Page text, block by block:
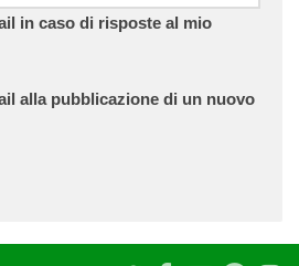
in caso di risposte al mio
alla pubblicazione di un nuovo